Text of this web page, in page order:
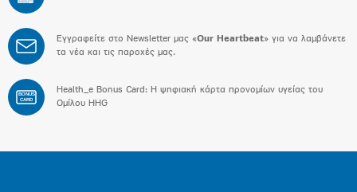
Εγγραφείτε στο Newsletter μας «Our Heartbeat» για να λαμβάνετε
τα νέα και τις παροχές μας.
BONUS
CARD
Health_e Bonus Card: H ψηφιακή κάρτα προνομίων υγείας του
Ομίλου HHG